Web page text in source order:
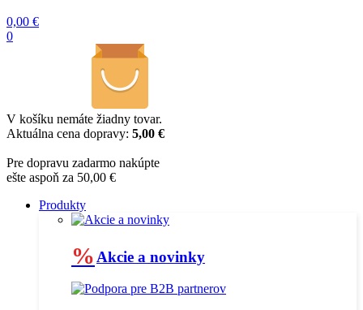
0,00 €
0
V košíku nemáte žiadny tovar.
Aktuálna cena dopravy: 5,00 €
Pre dopravu zadarmo nakúpte
ešte aspoň za 50,00 €
Produkty
% Akcie a novinky